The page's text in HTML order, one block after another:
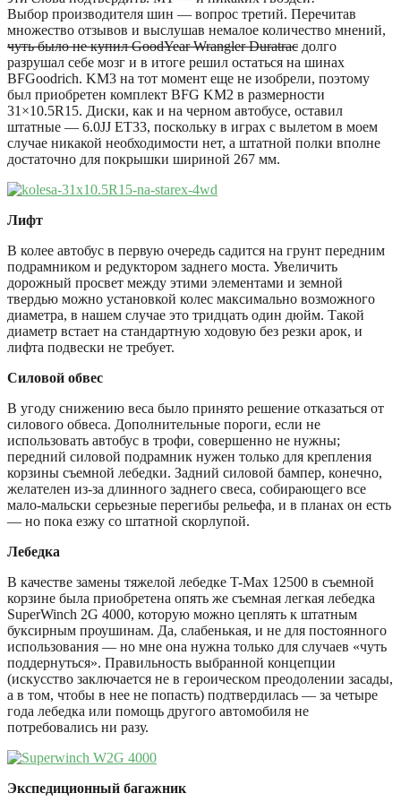
Выбор производителя шин — вопрос третий. Перечитав
множество отзывов и выслушав немалое количество мнений,
чуть было не купил GoodYear Wrangler Duratrac долго
разрушал себе мозг и в итоге решил остаться на шинах
BFGoodrich. KM3 на тот момент еще не изобрели, поэтому
был приобретен комплект BFG KM2 в размерности
31×10.5R15. Диски, как и на черном автобусе, оставил
штатные — 6.0JJ ET33, поскольку в играх с вылетом в моем
случае никакой необходимости нет, а штатной полки вполне
достаточно для покрышки шириной 267 мм.
Лифт
В колее автобус в первую очередь садится на грунт передним
подрамником и редуктором заднего моста. Увеличить
дорожный просвет между этими элементами и земной
твердью можно установкой колес максимально возможного
диаметра, в нашем случае это тридцать один дюйм. Такой
диаметр встает на стандартную ходовую без резки арок, и
лифта подвески не требует.
Силовой обвес
В угоду снижению веса было принято решение отказаться от
силового обвеса. Дополнительные пороги, если не
использовать автобус в трофи, совершенно не нужны;
передний силовой подрамник нужен только для крепления
корзины съемной лебедки. Задний силовой бампер, конечно,
желателен из-за длинного заднего свеса, собирающего все
мало-мальски серьезные перегибы рельефа, и в планах он есть
— но пока езжу со штатной скорлупой.
Лебедка
В качестве замены тяжелой лебедке T-Max 12500 в съемной
корзине была приобретена опять же съемная легкая лебедка
SuperWinch 2G 4000, которую можно цеплять к штатным
буксирным проушинам. Да, слабенькая, и не для постоянного
использования — но мне она нужна только для случаев «чуть
поддернуться». Правильность выбранной концепции
(искусство заключается не в героическом преодолении засады,
а в том, чтобы в нее не попасть) подтвердилась — за четыре
года лебедка или помощь другого автомобиля не
потребовались ни разу.
Экспедиционный багажник